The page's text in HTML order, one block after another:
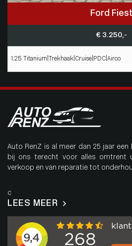
Ford
€ 3.250,-
1.25 Titanium|Trekhaak|Cruise|PDC|Airco
Auto RenZ is al meer dan 25 jaar
bij ons terecht voor alles omtrent
verkoop en van reparatie tot
c
LEES MEER